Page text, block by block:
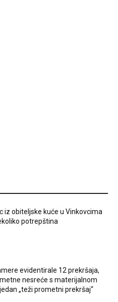
iz obiteljske kuće u Vinkovcima
potrepština
evidentirale 12 prekršaja,
nesreće s materijalnom
„teži prometni prekršaj“